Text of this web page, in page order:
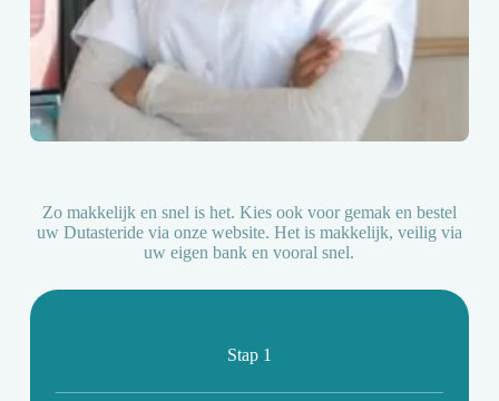
Zo makkelijk en snel is het. Kies ook voor gemak en bestel
uw Dutasteride via onze website. Het is makkelijk, veilig via
uw eigen bank en vooral snel.
Stap 1